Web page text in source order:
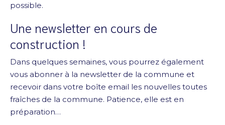
possible.
Une newsletter en cours de
construction !
Dans quelques semaines, vous pourrez également
vous abonner à la newsletter de la commune et
recevoir dans votre boîte email les nouvelles toutes
fraîches de la commune. Patience, elle est en
préparation…